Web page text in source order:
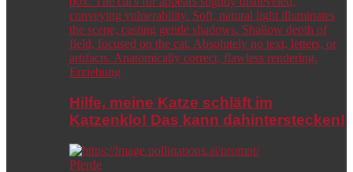
Erziehung
Hilfe, meine Katze schläft im
Katzenklo! Das kann dahinterstecken!
Pferde